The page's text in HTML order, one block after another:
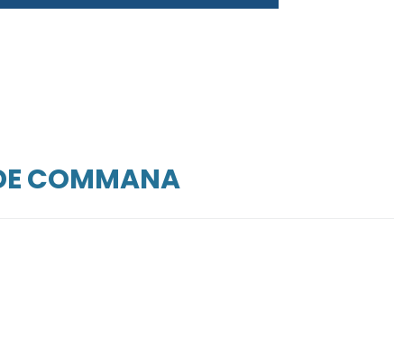
URGENCE?
COMMANA